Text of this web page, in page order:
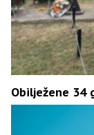
Obilježene 34